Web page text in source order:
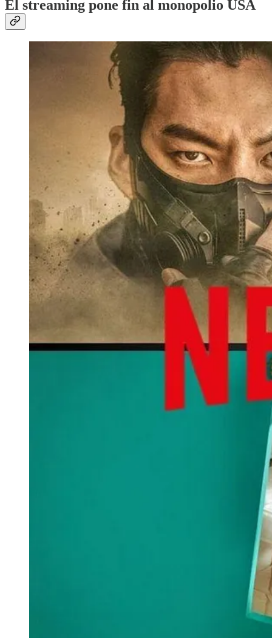
El streaming pone fin al monopolio USA